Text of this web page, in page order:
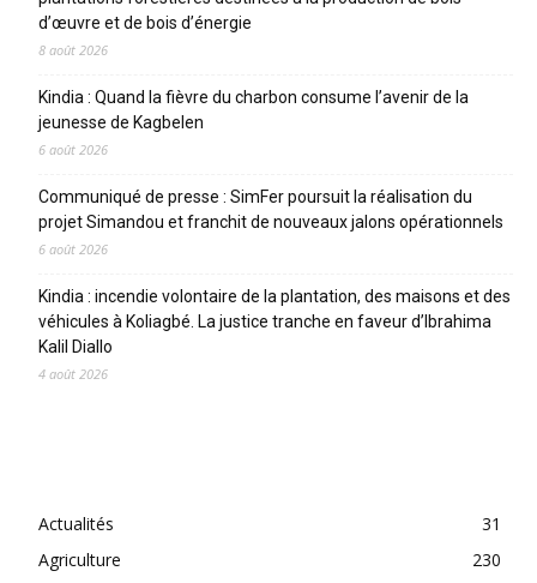
d’œuvre et de bois d’énergie
8 août 2026
Kindia : Quand la fièvre du charbon consume l’avenir de la
jeunesse de Kagbelen
6 août 2026
Communiqué de presse : SimFer poursuit la réalisation du
projet Simandou et franchit de nouveaux jalons opérationnels
6 août 2026
Kindia : incendie volontaire de la plantation, des maisons et des
véhicules à Koliagbé. La justice tranche en faveur d’Ibrahima
Kalil Diallo
4 août 2026
Actualités
31
Agriculture
230